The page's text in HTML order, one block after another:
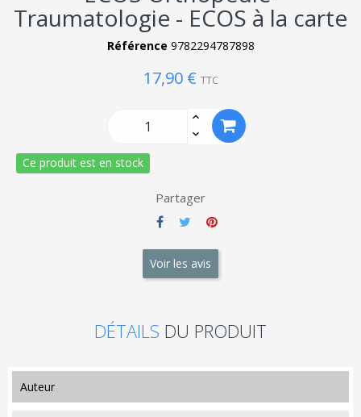
Traumatologie - ECOS à la carte
Référence 9782294787898
17,90 € TTC
Ce produit est en stock
Partager
Voir les avis
DÉTAILS DU PRODUIT
auteur